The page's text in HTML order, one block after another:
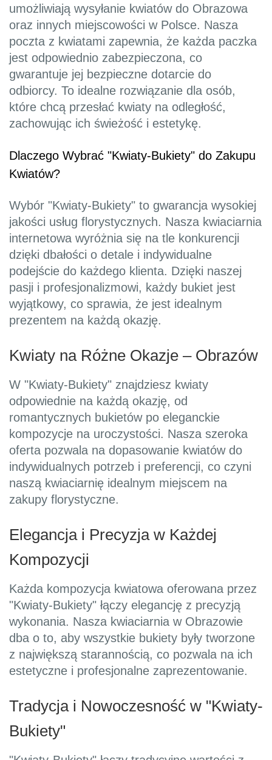
umożliwiają wysyłanie kwiatów do Obrazowa
oraz innych miejscowości w Polsce. Nasza
poczta z kwiatami zapewnia, że każda paczka
jest odpowiednio zabezpieczona, co
gwarantuje jej bezpieczne dotarcie do
odbiorcy. To idealne rozwiązanie dla osób,
które chcą przesłać kwiaty na odległość,
zachowując ich świeżość i estetykę.
Dlaczego Wybrać "Kwiaty-Bukiety" do Zakupu
Kwiatów?
Wybór "Kwiaty-Bukiety" to gwarancja wysokiej
jakości usług florystycznych. Nasza kwiaciarnia
internetowa wyróżnia się na tle konkurencji
dzięki dbałości o detale i indywidualne
podejście do każdego klienta. Dzięki naszej
pasji i profesjonalizmowi, każdy bukiet jest
wyjątkowy, co sprawia, że jest idealnym
prezentem na każdą okazję.
Kwiaty na Różne Okazje – Obrazów
W "Kwiaty-Bukiety" znajdziesz kwiaty
odpowiednie na każdą okazję, od
romantycznych bukietów po eleganckie
kompozycje na uroczystości. Nasza szeroka
oferta pozwala na dopasowanie kwiatów do
indywidualnych potrzeb i preferencji, co czyni
naszą kwiaciarnię idealnym miejscem na
zakupy florystyczne.
Elegancja i Precyzja w Każdej
Kompozycji
Każda kompozycja kwiatowa oferowana przez
"Kwiaty-Bukiety" łączy elegancję z precyzją
wykonania. Nasza kwiaciarnia w Obrazowie
dba o to, aby wszystkie bukiety były tworzone
z największą starannością, co pozwala na ich
estetyczne i profesjonalne zaprezentowanie.
Tradycja i Nowoczesność w "Kwiaty-
Bukiety"